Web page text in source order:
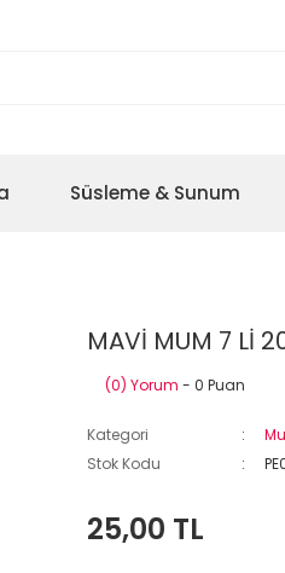
Süsleme & Sunum
MAVİ MUM 7 Lİ
(0) Yorum - 0 Puan
Kategori
Stok Kodu
25,00 TL